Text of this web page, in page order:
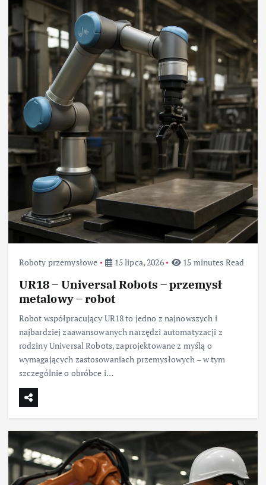
Roboty przemysłowe 15 lipca, 2026 15 minutes Read
UR18 – Universal Robots – przemysł
metalowy – robot
Robot współpracujący UR18 to jedno z najnowszych i
najbardziej zaawansowanych narzędzi automatyzacji z
rodziny Universal Robots, zaprojektowane z myślą o
wymagających zastosowaniach przemysłowych – w tym
szczególnie o obróbce i…